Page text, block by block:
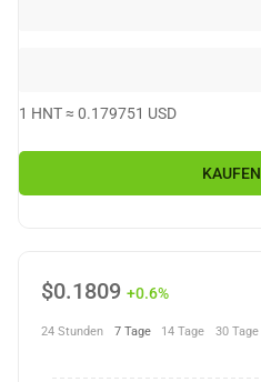
1 HNT≈ 0.179751 USD
KAUFEN
$0.1809 +0.6%
24 Stunden 7 Tage 14 Tage 30 Tage